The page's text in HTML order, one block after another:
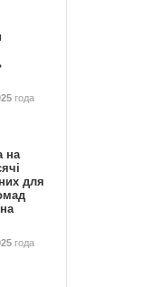
года
на
для
года